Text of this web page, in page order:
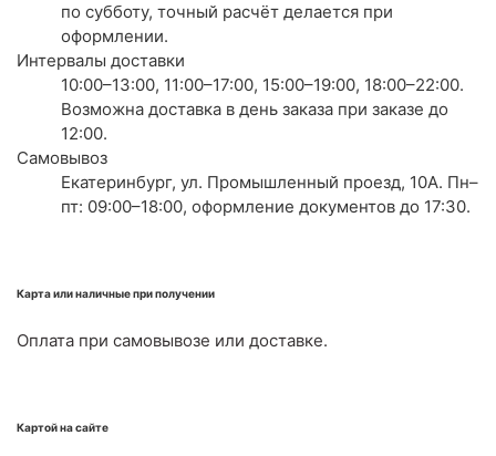
по субботу, точный расчёт делается при
оформлении.
Интервалы доставки
10:00–13:00, 11:00–17:00, 15:00–19:00, 18:00–22:00.
Возможна доставка в день заказа при заказе до
12:00.
Самовывоз
Екатеринбург, ул. Промышленный проезд, 10А. Пн–
пт: 09:00–18:00, оформление документов до 17:30.
Карта или наличные при получении
Оплата при самовывозе или доставке.
Картой на сайте